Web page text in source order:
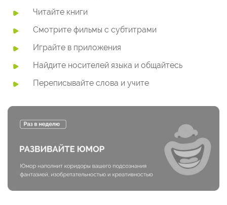
Читайте книги
Смотрите фильмы с субтитрами
Играйте в приложения
Найдите носителей языка и общайтесь
Переписывайте слова и учите